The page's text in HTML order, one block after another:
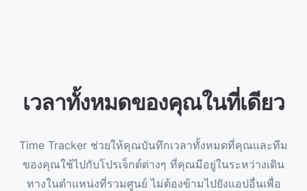
เวลาทั้งหมดของคุณในที่เดียว
Time Tracker ช่วยให้คุณบันทึกเวลาทั้งหมดที่คุณและทีม
ของคุณใช้ไปกับโปรเจ็กต์ต่างๆ ที่คุณมีอยู่ในระหว่างเดิน
ทางในตำแหน่งที่รวมศูนย์ ไม่ต้องข้ามไปยังแอปอื่นเพื่อ